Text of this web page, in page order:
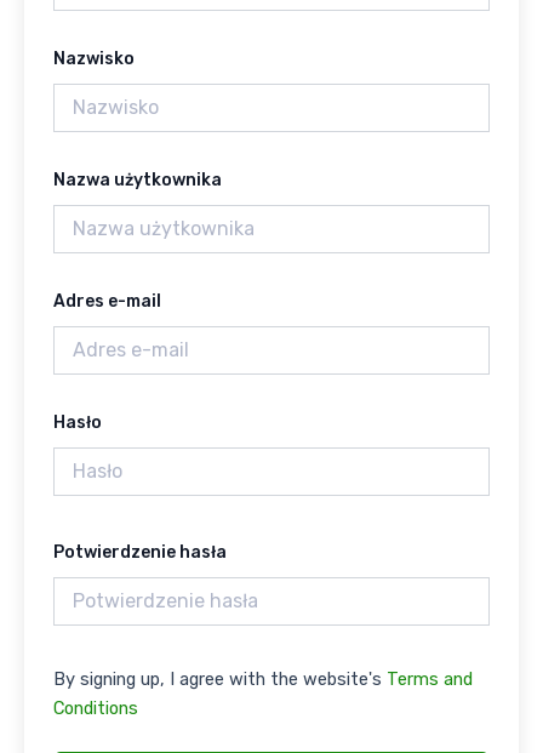
Nazwisko
Nazwa użytkownika
Adres e-mail
Hasło
Potwierdzenie hasła
By signing up, I agree with the website's Terms and
Conditions